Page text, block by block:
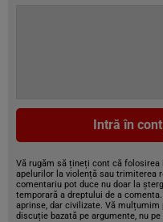
Intră în
Vă rugăm să țineți cont că
apelurilor la violență sau trimiterea
comentariu pot duce nu doar la
temporară a dreptului de a
aprinse, dar civilizate. Vă
discuție bazată pe argumente, nu pe